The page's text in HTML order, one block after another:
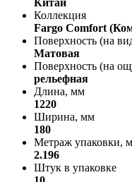
Коллекция
Fargo Comfort
Поверхность (на
Матовая
Поверхность (на
рельефная
Длина, мм
1220
Ширина, мм
180
Метраж упаковки,
2.196
Штук в упаковке